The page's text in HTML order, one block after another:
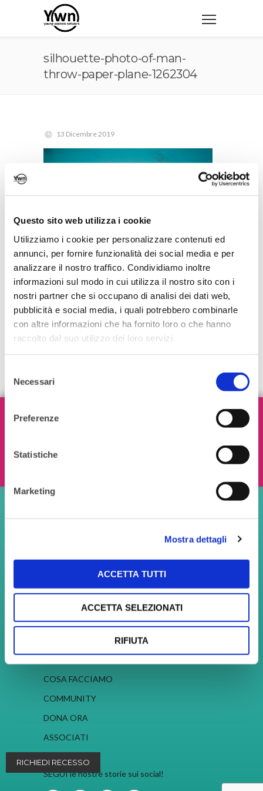
Questo sito web utilizza i cookie
Utilizziamo i cookie per personalizzare contenuti ed
annunci, per fornire funzionalità dei social media e per
analizzare il nostro traffico. Condividiamo inoltre
informazioni sul modo in cui utilizza il nostro sito con i
nostri partner che si occupano di analisi dei dati web,
pubblicità e social media, i quali potrebbero combinarle
con altre informazioni che ha fornito loro o che hanno
raccolto dal suo utilizzo dei loro servizi.
del
consenso
Necessari
Preferenze
Statistiche
Marketing
Mostra dettagli
ACCETTA TUTTI
ACCETTA SELEZIONATI
RIFIUTA
silhouette-photo-of-man-
throw-paper-plane-1262304
13 Dicembre 2019
Iscriviti alla nostra Newsletter!
C.F. 97690860156 P.Iva. 08787750960
Privacy–Copyright
COSA FACCIAMO
COMMUNITY
DONA ORA
ASSOCIATI
SEGUI le nostre storie sui social!
RICHIEDI RECESSO